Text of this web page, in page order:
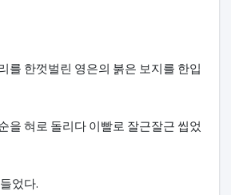
를 한껏벌린 영은의 붉은 보지를 한입
을 혀로 돌리다 이빨로 잘근잘근 씹었
었다.